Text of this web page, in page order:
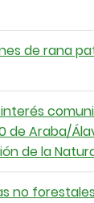
de rana
de Araba/
de la
no